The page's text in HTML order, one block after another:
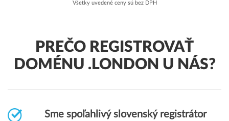
Všetky uvedené ceny sú bez DPH
PREČO REGISTROVAŤ
DOMÉNU .LONDON U NÁS?
Sme spoľahlivý slovenský registrátor